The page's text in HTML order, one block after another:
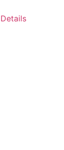
Details